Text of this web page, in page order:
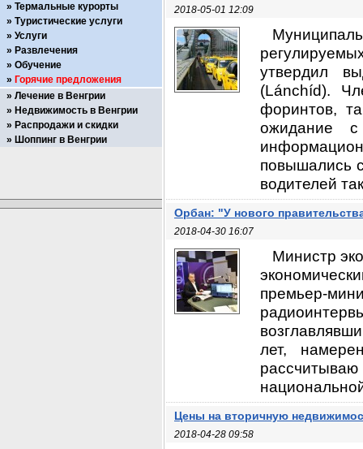
2018-05-01 12:09
утвердил
(Lánchíd).
форинтов,
ожидание
повышались
водителей
Орбан: "У нового
2018-04-30 16:07
Министр
премьер-
лет,
Цены на вторичную
2018-04-28 09:58
Термальные курорты
Туристические услуги
Услуги
Развлечения
Обучение
Горячие предложения
Лечение в Венгрии
Недвижимость в Венгрии
Распродажи и скидки
Шоппинг в Венгрии